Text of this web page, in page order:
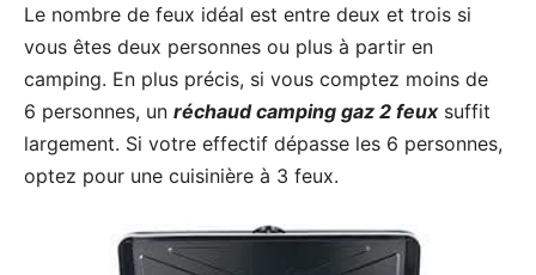
Le nombre de feux idéal est entre deux et trois si
vous êtes deux personnes ou plus à partir en
camping. En plus précis, si vous comptez moins de
6 personnes, un réchaud camping gaz 2 feuxsuffit
largement. Si votre effectif dépasse les 6 personnes,
optez pour une cuisinière à 3 feux.